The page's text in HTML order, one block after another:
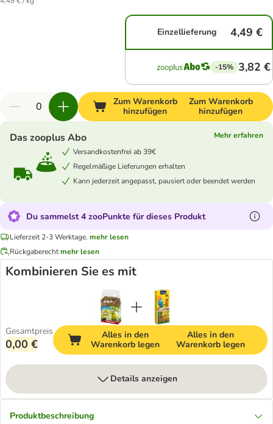
Einzellieferung 4,49 €
-15% 3,82 €
Zum Warenkorb
hinzufügen
Zum Warenkorb
hinzufügen
Das zooplus Abo
Mehr erfahren
Versandkostenfrei ab 39€
Regelmäßige Lieferungen erhalten
Kann jederzeit angepasst, pausiert oder beendet werden
Du sammelst 4 zooPunkte für dieses Produkt
Lieferzeit 2-3 Werktage. mehr lesen
Rückgaberechtmehr lesen
Kombinieren Sie es mit
Gesamtpreis
0,00 €
Alles in den
Warenkorb legen
Alles in den
Warenkorb legen
Details anzeigen
Produktbeschreibung